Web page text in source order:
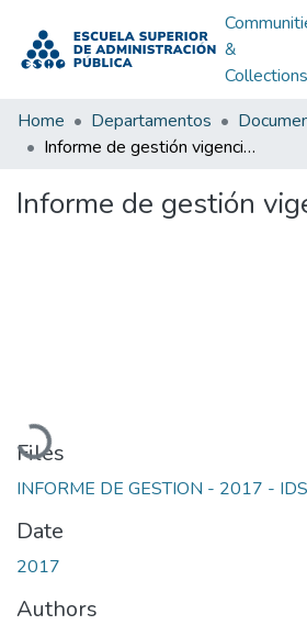
&
Collections
Home Departamentos
Informe de gestión vigencia 2017
Informe de gestión
Loading...
Files
INFORME DE GESTION - 2017 -
Date
2017
Authors